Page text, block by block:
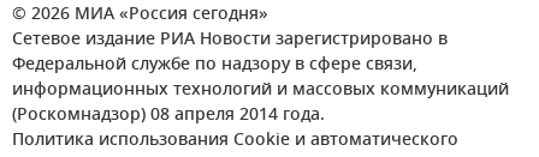
© 2026 МИА «Россия сегодня»
Сетевое издание РИА Новости зарегистрировано в
Федеральной службе по надзору в сфере связи,
информационных технологий и массовых коммуникаций
(Роскомнадзор) 08 апреля 2014 года.
Политика использования Cookie и автоматического